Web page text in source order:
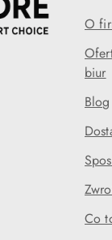
O
biur
Blog
Co